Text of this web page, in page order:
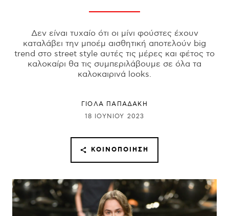
Δεν είναι τυχαίο ότι οι μίνι φούστες έχουν
καταλάβει την μποέμ αισθητική αποτελούν big
trend στο street style αυτές τις μέρες και φέτος το
καλοκαίρι θα τις συμπεριλάβουμε σε όλα τα
καλοκαιρινά looks.
ΓΙΌΛΑ ΠΑΠΑΔΆΚΗ
18 ΙΟΥΝΊΟΥ 2023
ΚΟΙΝΟΠΟΊΗΣΗ